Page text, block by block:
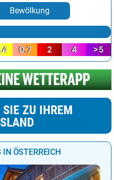
Bewölkung
0.7 2 4 >5
ZU IHREM
IN ÖSTERREICH